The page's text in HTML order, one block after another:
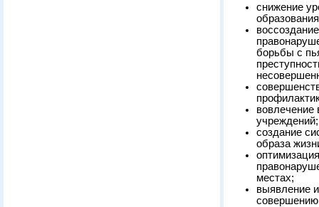
снижение
борьбы с
вовлечение
учреждений;
создание
образа
местах;
выявление